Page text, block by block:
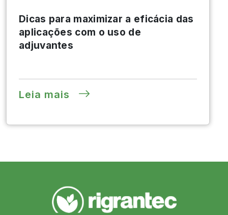
Dicas para maximizar a eficácia das
aplicações com o uso de
adjuvantes
Leia mais